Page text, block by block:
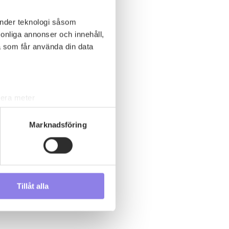
teknologi såsom
annonser och innehåll,
får använda din data
. Du kan ändra
funktioner för
information från din enhet
Marknadsföring
Tillåt alla